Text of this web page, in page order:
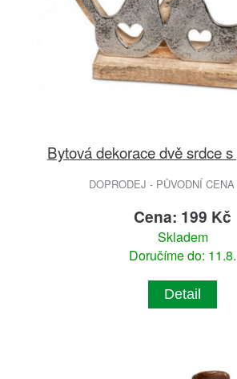
Bytová dekorace dvě srdce
DOPRODEJ - PŮVODNÍ
Cena: 199 Kč
Skladem
Doručíme do: 11.8.
Detail